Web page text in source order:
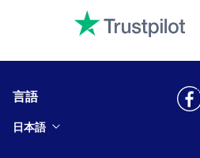
言語
日本語